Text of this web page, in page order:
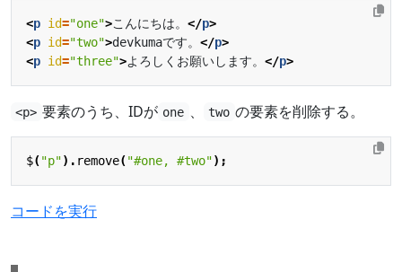
<p id="one">こんにちは。 </p>
<p id="two">devkumaです。 </p>
<p id="three">よろしくお願いします。 </p>
<p> 要素のうち、IDが one 、 two の要素を削除する。
$("p"). remove("#one, #two");
コードを実行